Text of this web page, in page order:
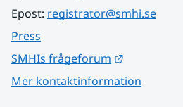
Epost: registrator@smhi.se
Press
SMHIs frågeforum
Mer kontaktinformation